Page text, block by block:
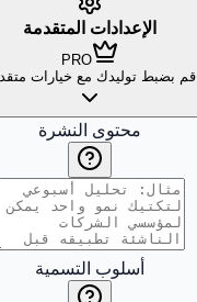
الإعدادات المتقدمة
PRO
قم بضبط توليدك مع خيارات
محتوى النشرة
أسلوب التسمية